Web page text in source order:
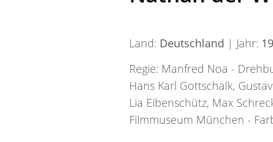
Land: Deutschland | Jahr:
Regie: Manfred Noa -
Hans Karl Gottschalk,
Lia Eibenschütz, Max
Filmmuseum München -